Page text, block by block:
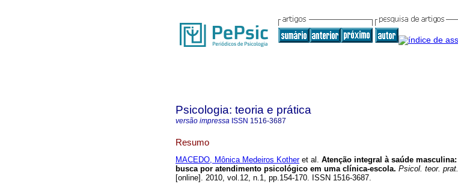
Psicologia: teoria e prática
versão impressa ISSN 1516-3687
Resumo
MACEDO, Mônica Medeiros Kotheret al. Atenção integral à saúde masculina:
busca por atendimento psicológico em uma clínica-escola. Psicol. teor. prat.
[online]. 2010, vol.12, n.1, pp.154-170. ISSN 1516-3687.